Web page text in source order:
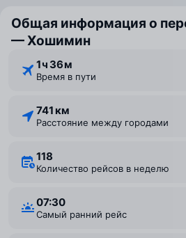
Общая информация о
— Хошимин
1 ⁠ч 36 ⁠м
Время в пути
741 км
Расстояние между городами
118
Количество рейсов в неделю
07:30
Самый ранний рейс